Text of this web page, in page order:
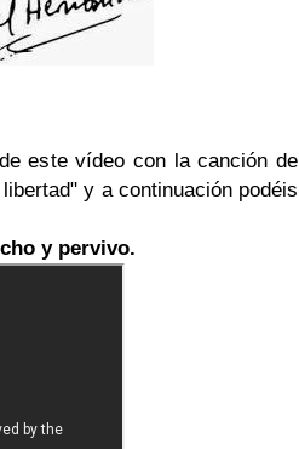
este vídeo con la canción de
y a continuación podéis
y pervivo.